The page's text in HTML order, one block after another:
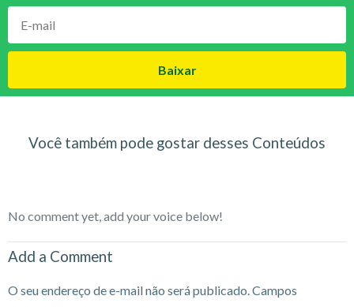
Baixar
Você também pode gostar desses Conteúdos
No comment yet, add your voice below!
Add a Comment
O seu endereço de e-mail não será publicado.Campos